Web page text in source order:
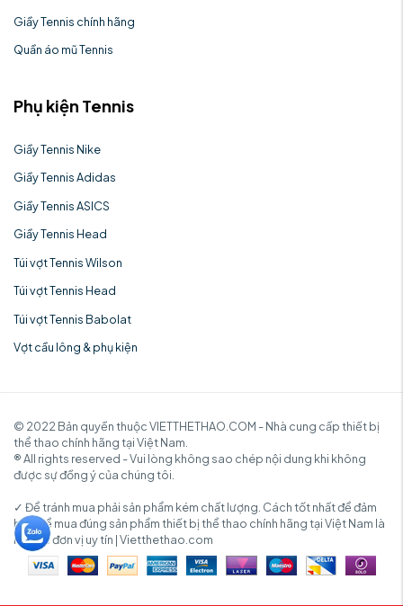
Giầy Tennis chính hãng
Quần áo mũ Tennis
Phụ kiện Tennis
Giầy Tennis Nike
Giầy Tennis Adidas
Giầy Tennis ASICS
Giầy Tennis Head
Túi vợt Tennis Wilson
Túi vợt Tennis Head
Túi vợt Tennis Babolat
Vợt cầu lông & phụ kiện
© 2022 Bản quyền thuộc VIETTHETHAO.COM - Nhà cung cấp thiết bị
thể thao chính hãng tại Việt Nam.
® All rights reserved - Vui lòng không sao chép nội dung khi không
được sự đồng ý của chúng tôi.
✓ Để tránh mua phải sản phẩm kém chất lượng. Cách tốt nhất để đảm
bảo để mua đúng sản phẩm thiết bị thể thao chính hãng tại Việt Nam là
mua từ đơn vị uy tín | Vietthethao.com